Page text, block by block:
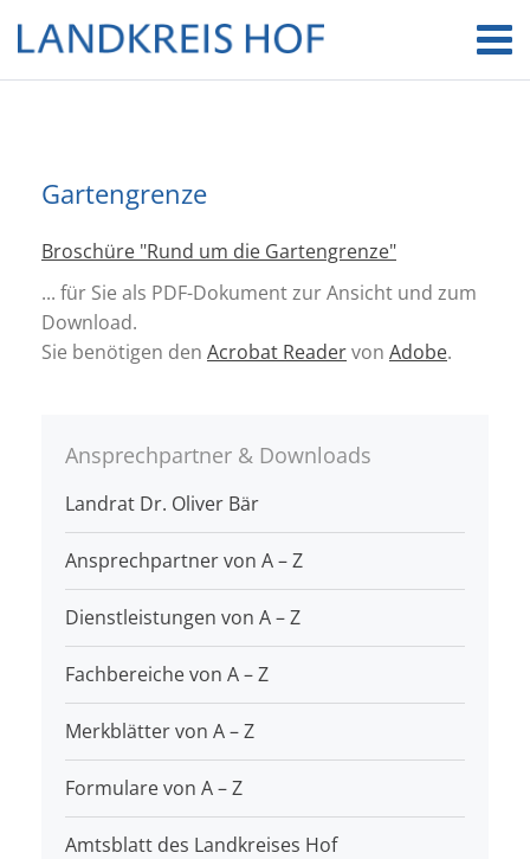
Gartengrenze
Broschüre "Rund um die Gartengrenze"
... für Sie als PDF-Dokument zur Ansicht und zum
Download.
Sie benötigen den Acrobat Readervon Adobe.
Ansprechpartner & Downloads
Landrat Dr. Oliver Bär
Ansprechpartner von A – Z
Dienstleistungen von A – Z
Fachbereiche von A – Z
Merkblätter von A – Z
Formulare von A – Z
Amtsblatt des Landkreises Hof